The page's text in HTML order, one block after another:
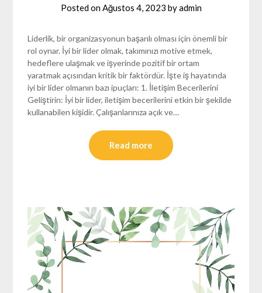
Posted onAğustos 4, 2023 byadmin
Liderlik, bir organizasyonun başarılı olması için önemli bir
rol oynar. İyi bir lider olmak, takımınızı motive etmek,
hedeflere ulaşmak ve işyerinde pozitif bir ortam
yaratmak açısından kritik bir faktördür. İşte iş hayatında
iyi bir lider olmanın bazı ipuçları: 1. İletişim Becerilerini
Geliştirin: İyi bir lider, iletişim becerilerini etkin bir şekilde
kullanabilen kişidir. Çalışanlarınıza açık ve…
Read more